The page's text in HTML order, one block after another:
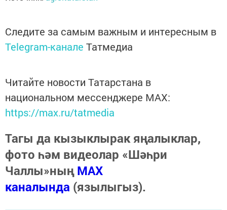
Следите за самым важным и интересным в
Telegram-канале Татмедиа
Читайте новости Татарстана в
национальном мессенджере MАХ:
https://max.ru/tatmedia
Тагы да кызыклырак яңалыклар,
фото һәм видеолар «Шәһри
Чаллы»ныңMAX
каналында (язылыгыз).